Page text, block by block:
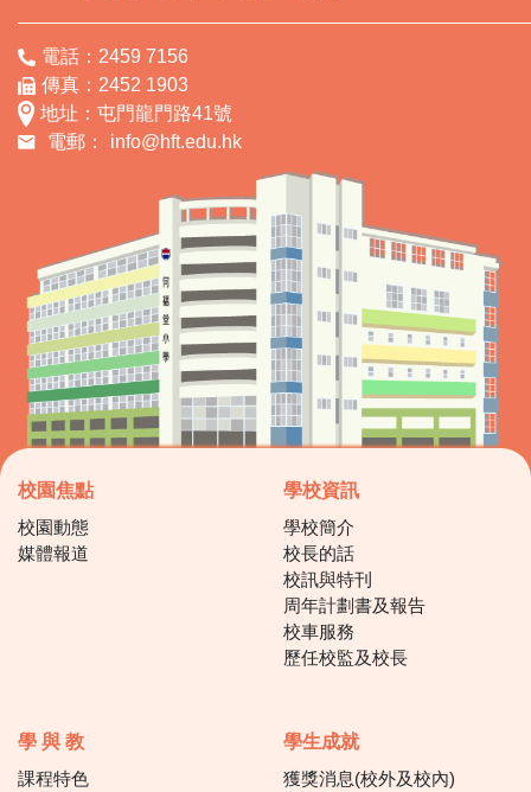
電話：2459 7156
傳真：2452 1903
地址：屯門龍門路41號
電郵：
info@hft.edu.hk
校園焦點
校園動態
媒體報道
學校資訊
學校簡介
校長的話
校訊與特刊
周年計劃書及報告
校車服務
歷任校監及校長
學 與 教
課程特色
學生成就
獲獎消息(校外及校內)